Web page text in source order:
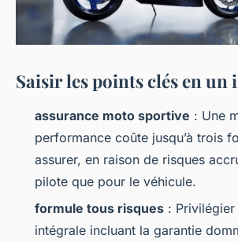
Saisir les points clés en un
assurance moto sportive : Une
performance coûte jusqu’à trois
assurer, en raison de risques
pilote que pour le véhicule.
formule tous risques :
intégrale incluant la garantie